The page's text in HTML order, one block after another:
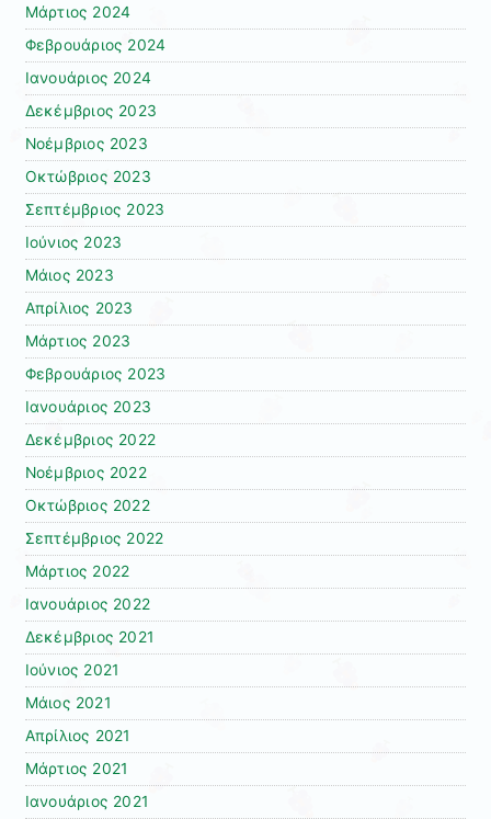
Μάρτιος 2024
Φεβρουάριος 2024
Ιανουάριος 2024
Δεκέμβριος 2023
Νοέμβριος 2023
Οκτώβριος 2023
Σεπτέμβριος 2023
Ιούνιος 2023
Μάιος 2023
Απρίλιος 2023
Μάρτιος 2023
Φεβρουάριος 2023
Ιανουάριος 2023
Δεκέμβριος 2022
Νοέμβριος 2022
Οκτώβριος 2022
Σεπτέμβριος 2022
Μάρτιος 2022
Ιανουάριος 2022
Δεκέμβριος 2021
Ιούνιος 2021
Μάιος 2021
Απρίλιος 2021
Μάρτιος 2021
Ιανουάριος 2021